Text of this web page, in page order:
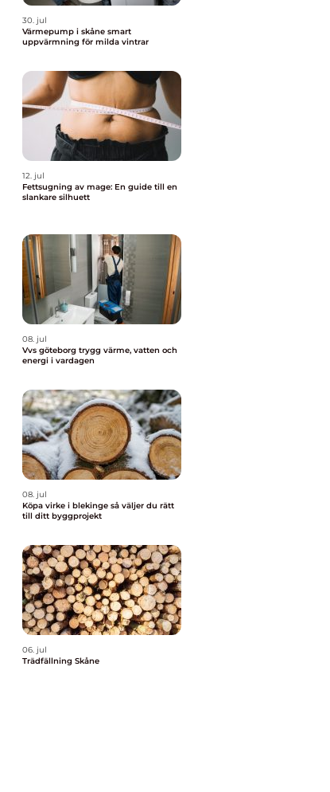
30. jul
Värmepump i skåne smart
uppvärmning för milda vintrar
12. jul
Fettsugning av mage: En guide till en
slankare silhuett
08. jul
Vvs göteborg trygg värme, vatten och
energi i vardagen
08. jul
Köpa virke i blekinge så väljer du rätt
till ditt byggprojekt
06. jul
Trädfällning Skåne